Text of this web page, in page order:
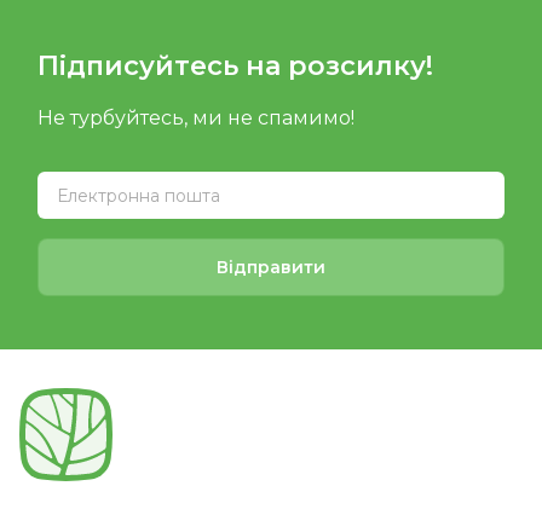
Підписуйтесь на розсилку!
Не турбуйтесь, ми не спамимо!
Відправити